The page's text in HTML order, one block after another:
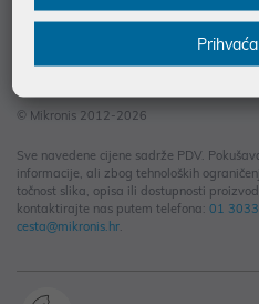
© Mikronis 2012-2026
Sve navedene cijene sadrže PDV.
informacije, ali zbog tehnoloških
točnost slika, opisa ili dostupnosti
kontaktirajte nas putem telefona: 01
cesta@mikronis.hr.